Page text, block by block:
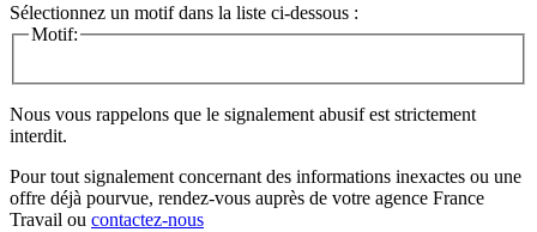
Sélectionnez un motif dans la liste ci-dessous :
Motif:
Nous vous rappelons que le signalement abusif est strictement
interdit.
Pour tout signalement concernant des informations inexactes ou une
offre déjà pourvue, rendez-vous auprès de votre agence France
Travail ou contactez-nous